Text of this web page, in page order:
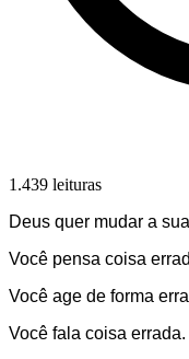
1.439 leituras
Deus quer mudar a
Você pensa coisa
Você age de forma
Você fala coisa errada.